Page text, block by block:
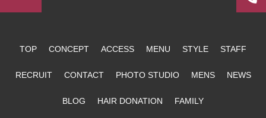
TOP CONCEPT ACCESS MENU STYLE STAFF
RECRUIT CONTACT PHOTO STUDIO MENS NEWS
BLOG HAIR DONATION FAMILY